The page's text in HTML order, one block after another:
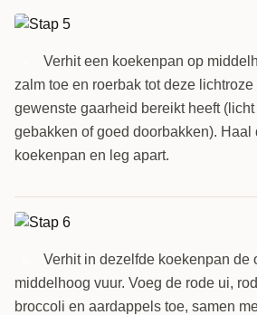
Verhit een koekenpan op
zalm toe en roerbak tot deze
gewenste gaarheid bereikt heeft
gebakken of goed doorbakken). Haal
koekenpan en leg apart.
Verhit in dezelfde koekenpan de
middelhoog vuur. Voeg de rode ui,
broccoli en aardappels toe, samen